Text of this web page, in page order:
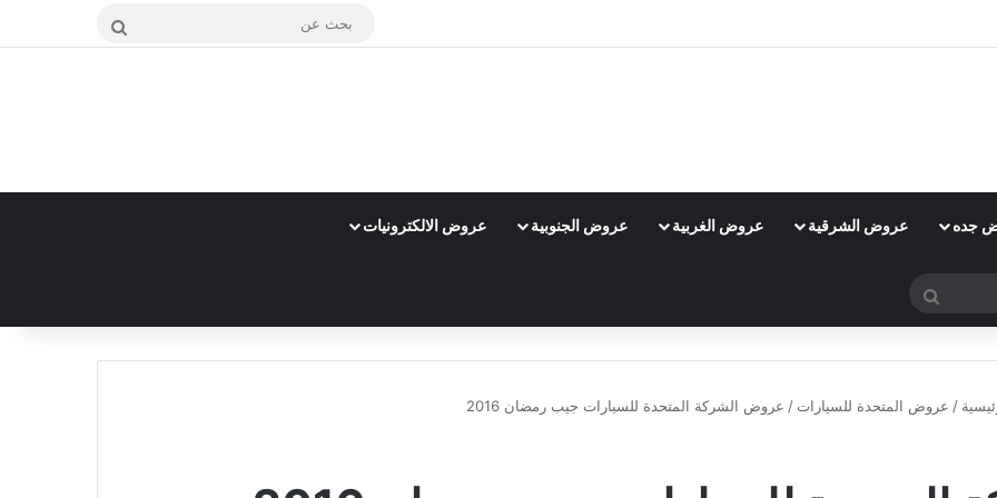
بحث
جده عروض الشرقية عروض الغربية عروض الجنوبية عروض الالكترونيات
بحث
/ عروض المتحدة للسيارات / عروض الشركة المتحدة للسيارات جيب رمضان 2016